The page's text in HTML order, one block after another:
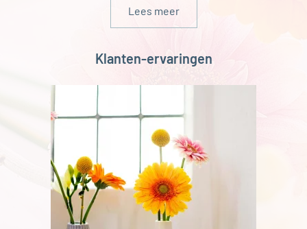
Lees meer
Klanten-ervaringen